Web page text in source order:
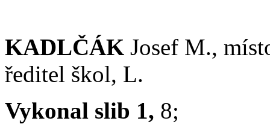
KADLČÁK Josef M.,
ředitel škol, L.
Vykonal slib 1, 8;